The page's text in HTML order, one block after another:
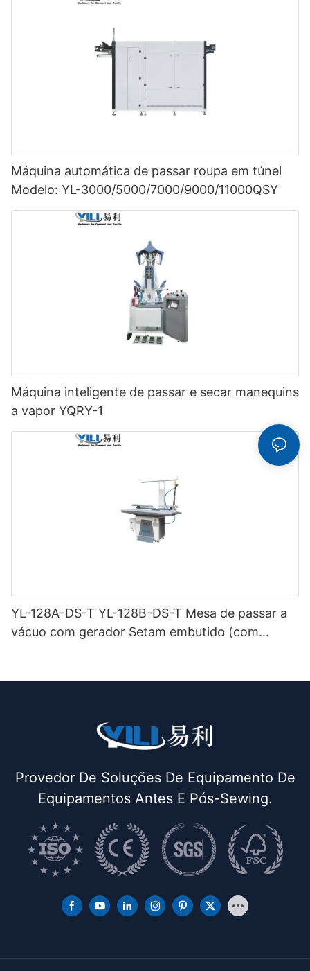
Máquina automática de passar roupa em túnel
Modelo: YL-3000/5000/7000/9000/11000QSY
Máquina inteligente de passar e secar manequins
a vapor YQRY-1
YL-128A-DS-T YL-128B-DS-T Mesa de passar a
vácuo com gerador Setam embutido (com
Provedor De Soluções De Equipamento De
Equipamentos Antes E Pós-Sewing.